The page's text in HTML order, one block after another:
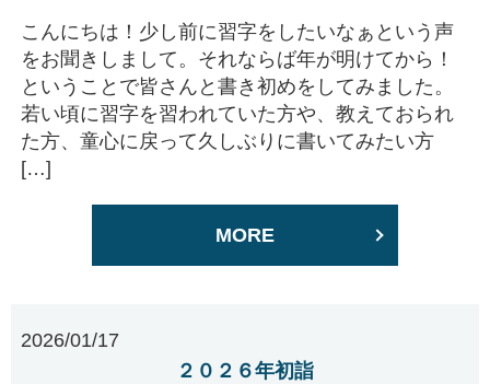
こんにちは！少し前に習字をしたいなぁという声
をお聞きしまして。それならば年が明けてから！
ということで皆さんと書き初めをしてみました。
若い頃に習字を習われていた方や、教えておられ
た方、童心に戻って久しぶりに書いてみたい方
[…]
MORE
2026/01/17
２０２６年初詣